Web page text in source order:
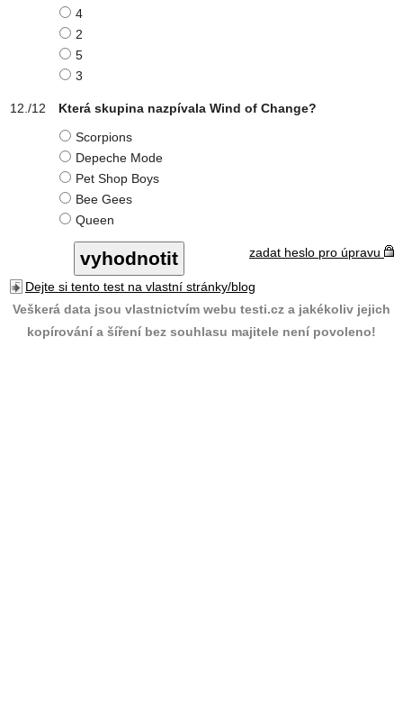
4
2
5
3
Která skupina nazpívala Wind of Change?
Scorpions
Depeche Mode
Pet Shop Boys
Bee Gees
Queen
zadat heslo pro úpravu
Dejte si tento test na vlastní stránky/blog
Veškerá data jsou vlastnictvím webu testi.cz a jakékoliv jejich
kopírování a šíření bez souhlasu majitele není povoleno!